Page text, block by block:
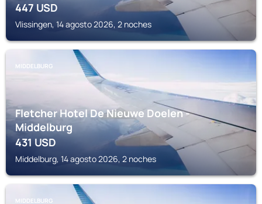
447USD
Vlissingen, 14 agosto 2026, 2 noches
MIDDELBURG
Fletcher Hotel De Nieuwe Doelen -
Middelburg
431USD
Middelburg, 14 agosto 2026, 2 noches
MIDDELBURG